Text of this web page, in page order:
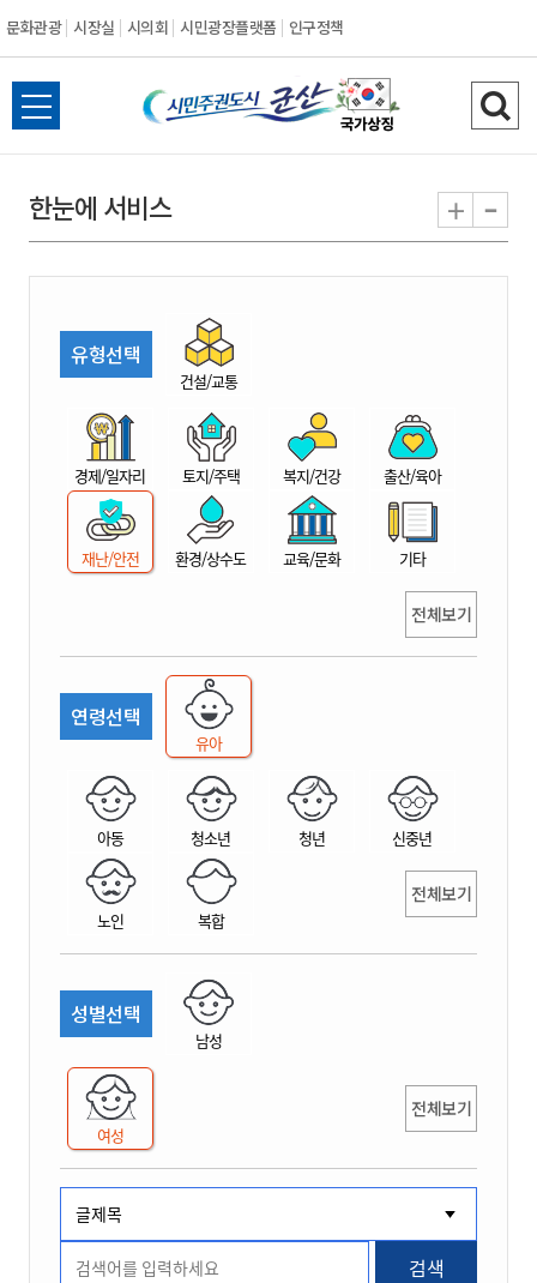
문화관광 시장실 시의회 시민광장플랫폼 인구정책
시
민
권
시
산
전
체
뉴
열
검
색
기
한눈에 서비스 + -
유형선택
건설/교통
경제/일자리 토지/주택 복지/건강 출산/육아
재난/안전 환경/상수도 교육/문화 기타
전체보기
연령선택
유아
아동 청소년 청년 신중년
노인 복합
전체보기
성별선택
남성
여성
전체보기
검색